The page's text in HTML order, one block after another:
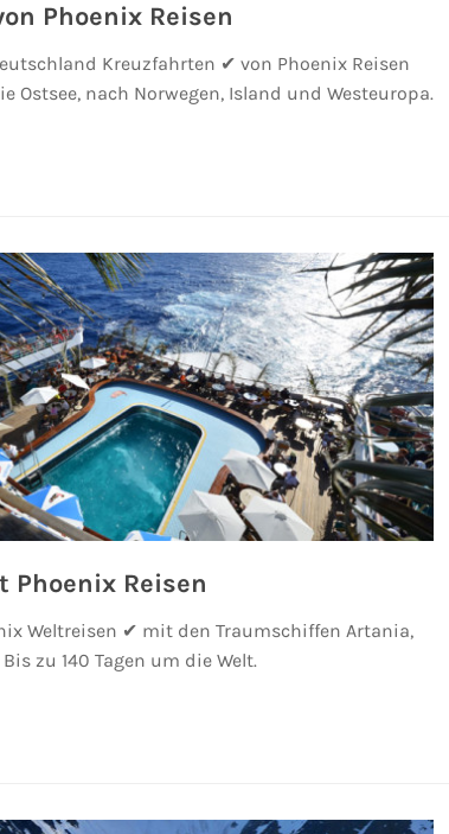
Phoenix Reisen
Kreuzfahrten ✔ von Phoenix Reisen
Ostsee, nach Norwegen, Island und Westeuropa.
Reisen
Weltreisen ✔ mit den Traumschiffen Artania,
zu 140 Tagen um die Welt.